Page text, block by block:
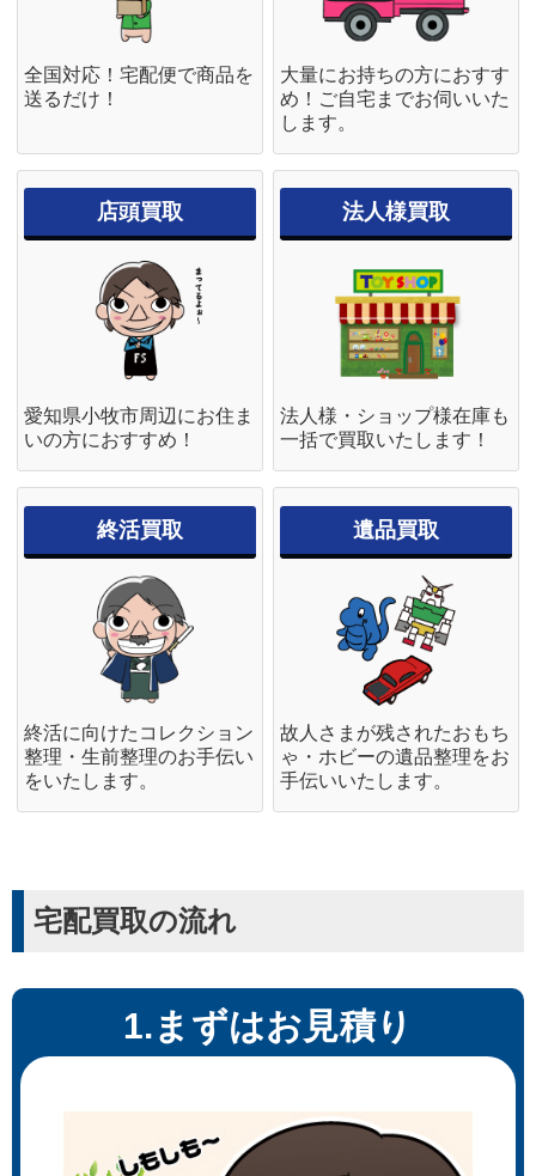
全国対応！宅配便で商品を
送るだけ！
大量にお持ちの方におすす
め！ご自宅までお伺いいた
します。
店頭買取
愛知県小牧市周辺にお住ま
いの方におすすめ！
法人様買取
法人様・ショップ様在庫も
一括で買取いたします！
終活買取
終活に向けたコレクション
整理・生前整理のお手伝い
をいたします。
遺品買取
故人さまが残されたおもち
ゃ・ホビーの遺品整理をお
手伝いいたします。
宅配買取の流れ
1.まずはお見積り